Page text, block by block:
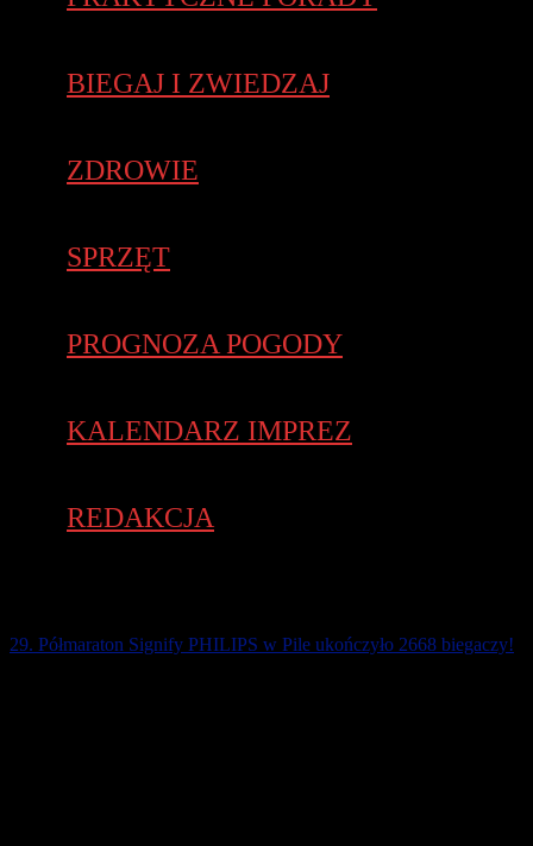
BIEGAJ I ZWIEDZAJ
ZDROWIE
SPRZĘT
PROGNOZA POGODY
KALENDARZ IMPREZ
REDAKCJA
29. Półmaraton Signify PHILIPS w Pile ukończyło 2668 biegaczy!